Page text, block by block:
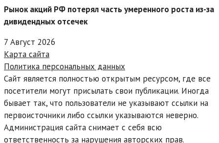
Рынок акций РФ потерял часть умеренного роста из-за
дивидендных отсечек
7 Август 2026
Карта сайта
Политика персональных данных
Сайт является полностью открытым ресурсом, где все
посетители могут присылать свои публикации. Иногда
бывает так, что пользователи не указывают ссылки на
первоисточники либо ссылки указываются неверно.
Администрация сайта снимает с себя всю
ответственность за нарушения авторских прав.